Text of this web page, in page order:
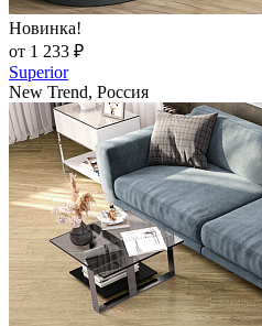
Новинка!
от 1 233 ₽
Superior
New Trend, Россия